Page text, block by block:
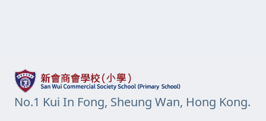
No.1 Kui In Fong, Sheung Wan, Hong Kong.